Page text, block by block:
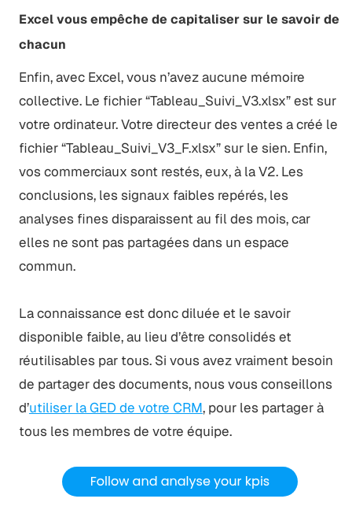
Excel vous empêche de capitaliser sur le savoir de
chacun
Enfin, avec Excel, vous n’avez aucune mémoire
collective. Le fichier “Tableau_Suivi_V3.xlsx” est sur
votre ordinateur. Votre directeur des ventes a créé le
fichier “Tableau_Suivi_V3_F.xlsx” sur le sien. Enfin,
vos commerciaux sont restés, eux, à la V2. Les
conclusions, les signaux faibles repérés, les
analyses fines disparaissent au fil des mois, car
elles ne sont pas partagées dans un espace
commun.
La connaissance est donc diluée et le savoir
disponible faible, au lieu d’être consolidés et
réutilisables par tous. Si vous avez vraiment besoin
de partager des documents, nous vous conseillons
d’utiliser la GED de votre CRM, pour les partager à
tous les membres de votre équipe.